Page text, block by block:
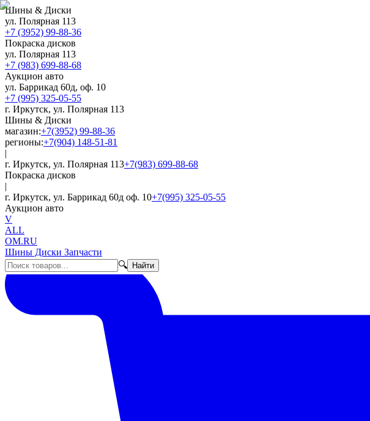
Шины & Диски
ул. Полярная 113
+7 (3952) 99-88-36
Покраска дисков
ул. Полярная 113
+7 (983) 699-88-68
Аукцион авто
ул. Баррикад 60д, оф. 10
+7 (995) 325-05-55
г. Иркутск, ул. Полярная 113
Шины & Диски
магазин:+7(3952) 99-88-36
регионы:+7(904) 148-51-81
|
г. Иркутск, ул. Полярная 113+7(983) 699-88-68
Покраска дисков
|
г. Иркутск, ул. Баррикад 60д оф. 10+7(995) 325-05-55
Аукцион авто
V
ALL
OM.RU
Шины Диски Запчасти
🔍
Найти